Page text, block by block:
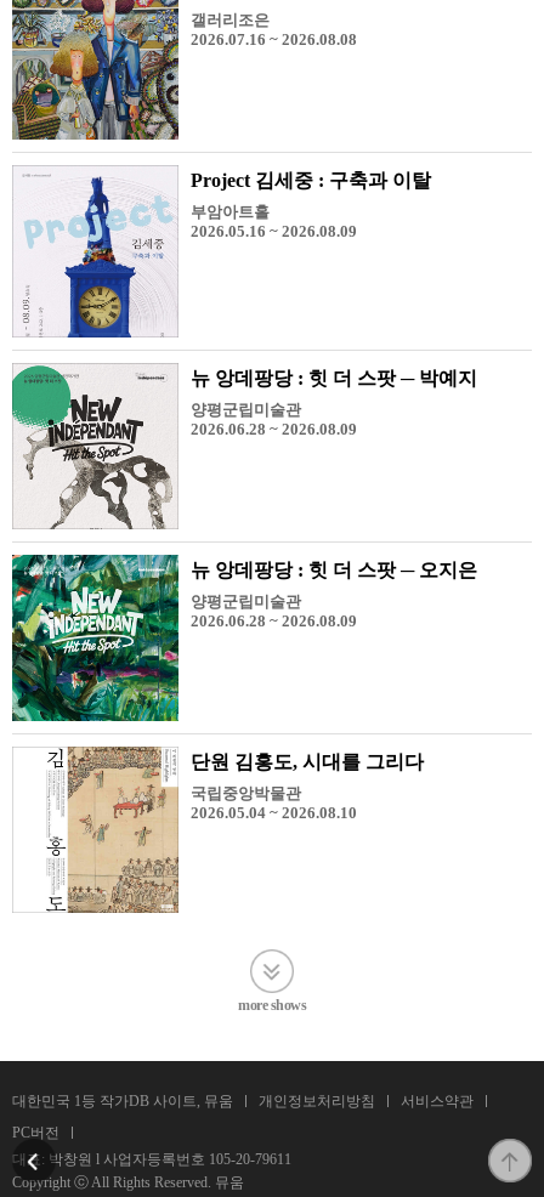
갤러리조은
2026.07.16 ~ 2026.08.08
Project 김세중 : 구축과 이탈
부암아트홀
2026.05.16 ~ 2026.08.09
뉴 앙데팡당 : 힛 더 스팟 ─ 박예지
양평군립미술관
2026.06.28 ~ 2026.08.09
뉴 앙데팡당 : 힛 더 스팟 ─ 오지은
양평군립미술관
2026.06.28 ~ 2026.08.09
단원 김홍도, 시대를 그리다
국립중앙박물관
2026.05.04 ~ 2026.08.10
more shows
대한민국 1등 작가DB 사이트, 뮤움 개인정보처리방침
서비스약관
PC버전
대표: 박창원 l 사업자등록번호 105-20-79611
Copyright ⓒ All Rights Reserved. 뮤움